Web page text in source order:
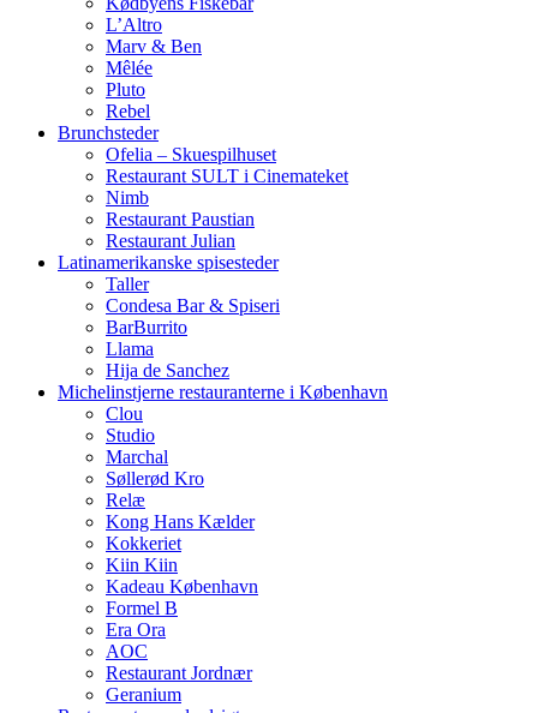
L’Altro
Marv & Ben
Mêlée
Pluto
Rebel
Brunchsteder
Ofelia – Skuespilhuset
Restaurant SULT i Cinemateket
Nimb
Restaurant Paustian
Restaurant Julian
Latinamerikanske spisesteder
Taller
Condesa Bar & Spiseri
BarBurrito
Llama
Hija de Sanchez
Michelinstjerne restauranterne i København
Clou
Studio
Marchal
Søllerød Kro
Relæ
Kong Hans Kælder
Kokkeriet
Kiin Kiin
Kadeau København
Formel B
Era Ora
AOC
Restaurant Jordnær
Geranium